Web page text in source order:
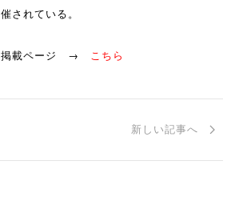
されている。
掲載ページ → こちら
新しい記事へ